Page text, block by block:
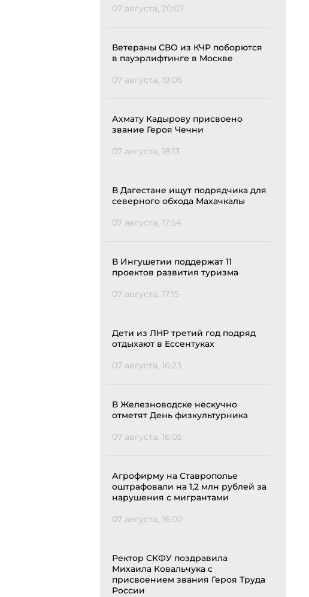
07 августа, 20:07
Ветераны СВО из КЧР поборются
в пауэрлифтинге в Москве
07 августа, 19:06
Ахмату Кадырову присвоено
звание Героя Чечни
07 августа, 18:13
В Дагестане ищут подрядчика для
северного обхода Махачкалы
07 августа, 17:54
В Ингушетии поддержат 11
проектов развития туризма
07 августа, 17:15
Дети из ЛНР третий год подряд
отдыхают в Ессентуках
07 августа, 16:23
В Железноводске нескучно
отметят День физкультурника
07 августа, 16:05
Агрофирму на Ставрополье
оштрафовали на 1,2 млн рублей за
нарушения с мигрантами
07 августа, 16:00
Ректор СКФУ поздравила
Михаила Ковальчука с
присвоением звания Героя Труда
России